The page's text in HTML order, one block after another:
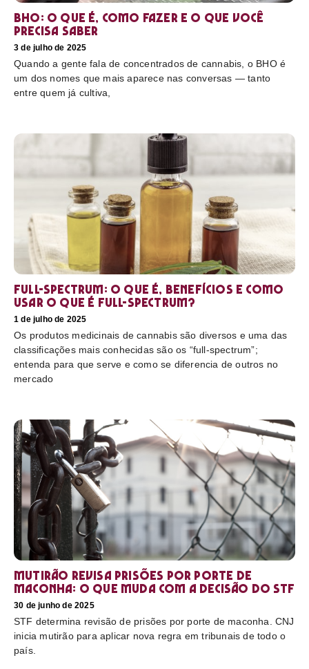
BHO: o que é, como fazer e o que você
precisa saber
3 de julho de 2025
Quando a gente fala de concentrados de cannabis, o BHO é
um dos nomes que mais aparece nas conversas — tanto
entre quem já cultiva,
Full-Spectrum: O que é, benefícios e como
usar O que é full-spectrum?
1 de julho de 2025
Os produtos medicinais de cannabis são diversos e uma das
classificações mais conhecidas são os “full-spectrum”;
entenda para que serve e como se diferencia de outros no
mercado
Mutirão revisa prisões por porte de
maconha: o que muda com a decisão do STF
30 de junho de 2025
STF determina revisão de prisões por porte de maconha. CNJ
inicia mutirão para aplicar nova regra em tribunais de todo o
país.